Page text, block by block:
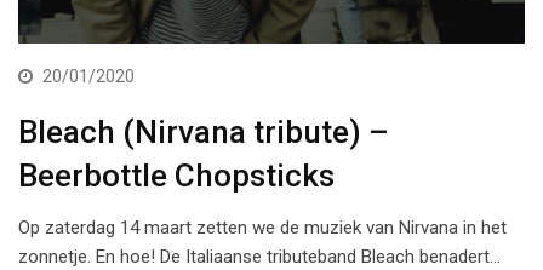
20/01/2020
Bleach (Nirvana tribute) –
Beerbottle Chopsticks
Op zaterdag 14 maart zetten we de muziek van Nirvana in het
zonnetje. En hoe! De Italiaanse tributeband Bleach benadert…